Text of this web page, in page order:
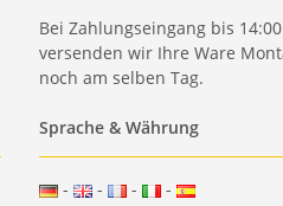
Bei Zahlungseingang bis
versenden wir Ihre Ware
noch am selben Tag.
Sprache & Währung
- - -
-